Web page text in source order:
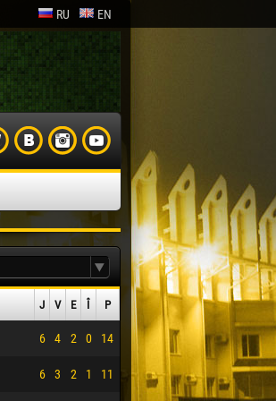
RU EN
J V E Î P
6 4 2 0 14
6 3 2 1 11